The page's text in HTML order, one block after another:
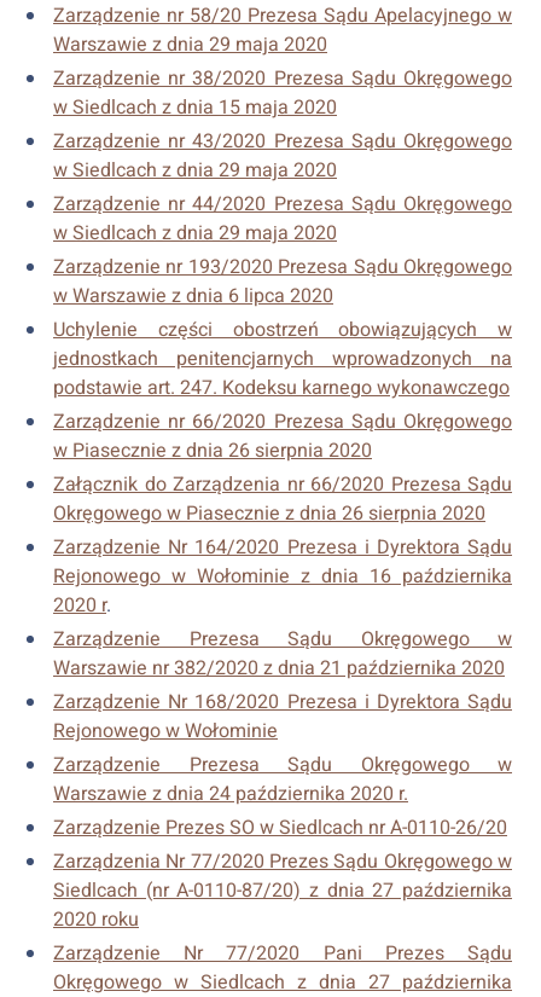
Zarządzenie nr 58/20 Prezesa Sądu Apelacyjnego w
Warszawie z dnia 29 maja 2020
Zarządzenie nr 38/2020 Prezesa Sądu Okręgowego
w Siedlcach z dnia 15 maja 2020
Zarządzenie nr 43/2020 Prezesa Sądu Okręgowego
w Siedlcach z dnia 29 maja 2020
Zarządzenie nr 44/2020 Prezesa Sądu Okręgowego
w Siedlcach z dnia 29 maja 2020
Zarządzenie nr 193/2020 Prezesa Sądu Okręgowego
w Warszawie z dnia 6 lipca 2020
Uchylenie części obostrzeń obowiązujących w
jednostkach penitencjarnych wprowadzonych na
podstawie art. 247. Kodeksu karnego wykonawczego
Zarządzenie nr 66/2020 Prezesa Sądu Okręgowego
w Piasecznie z dnia 26 sierpnia 2020
Załącznik do Zarządzenia nr 66/2020 Prezesa Sądu
Okręgowego w Piasecznie z dnia 26 sierpnia 2020
Zarządzenie Nr 164/2020 Prezesa i Dyrektora Sądu
Rejonowego w Wołominie z dnia 16 października
2020 r.
Zarządzenie Prezesa Sądu Okręgowego w
Warszawie nr 382/2020 z dnia 21 października 2020
Zarządzenie Nr 168/2020 Prezesa i Dyrektora Sądu
Rejonowego w Wołominie
Zarządzenie Prezesa Sądu Okręgowego w
Warszawie z dnia 24 października 2020 r.
Zarządzenie Prezes SO w Siedlcach nr A-0110-26/20
Zarządzenia Nr 77/2020 Prezes Sądu Okręgowego w
Siedlcach (nr A-0110-87/20) z dnia 27 października
2020 roku
Zarządzenie Nr 77/2020 Pani Prezes Sądu
Okręgowego w Siedlcach z dnia 27 października